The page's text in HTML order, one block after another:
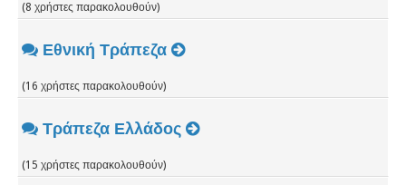
(8 χρήστες παρακολουθούν)
Εθνική Τράπεζα
(16 χρήστες παρακολουθούν)
Τράπεζα Ελλάδος
(15 χρήστες παρακολουθούν)